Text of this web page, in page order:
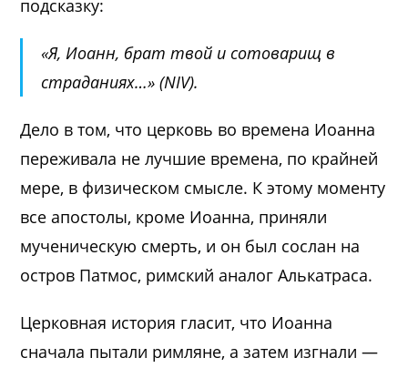
подсказку:
«Я, Иоанн, брат твой и сотоварищ в
страданиях…» (NIV).
Дело в том, что церковь во времена Иоанна
переживала не лучшие времена, по крайней
мере, в физическом смысле. К этому моменту
все апостолы, кроме Иоанна, приняли
мученическую смерть, и он был сослан на
остров Патмос, римский аналог Алькатраса.
Церковная история гласит, что Иоанна
сначала пытали римляне, а затем изгнали —